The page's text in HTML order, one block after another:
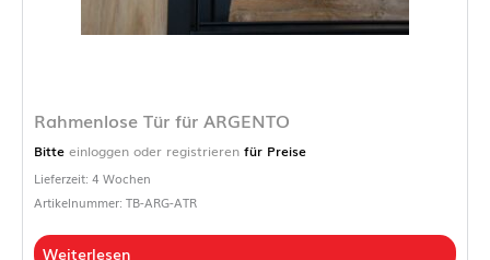
Rahmenlose Tür für ARGENTO
Bitte einloggen oder registrieren für Preise
Lieferzeit: 4 Wochen
Artikelnummer: TB-ARG-ATR
Weiterlesen